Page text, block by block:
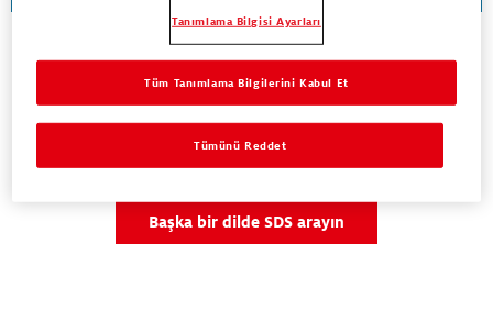
arıyorsunuz?
Başka bir dilde TDS arayın
Başka bir dilde SDS arayın
Tanımlama Bilgisi Ayarları
Tümünü Reddet
Tüm Tanımlama Bilgilerini Kabul Et